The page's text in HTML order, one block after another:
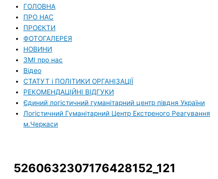
ГОЛОВНА
ПРО НАС
ПРОЄКТИ
ФОТОГАЛЕРЕЯ
НОВИНИ
ЗМI про нас
Вiдео
СТАТУТ і ПОЛІТИКИ ОРГАНІЗАЦІЇ
РЕКОМЕНДАЦІЙНІ ВІДГУКИ
Єдиний логістичний гуманітарний центр півдня України
Логістичний Гуманітарний Центр Екстреного Реагування
м.Черкаси
5260632307176428152_121